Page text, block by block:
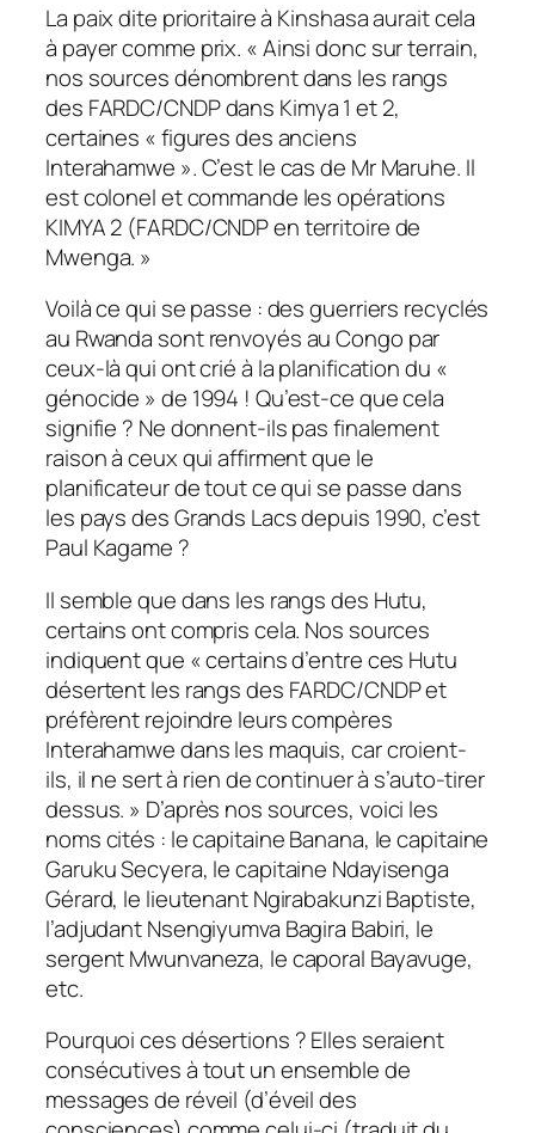
La paix dite prioritaire à Kinshasa aurait cela
à payer comme prix. « Ainsi donc sur terrain,
nos sources dénombrent dans les rangs
des FARDC/CNDP dans Kimya 1 et 2,
certaines « figures des anciens
Interahamwe ». C’est le cas de Mr Maruhe. Il
est colonel et commande les opérations
KIMYA 2 (FARDC/CNDP en territoire de
Mwenga. »
Voilà ce qui se passe : des guerriers recyclés
au Rwanda sont renvoyés au Congo par
ceux-là qui ont crié à la planification du «
génocide » de 1994 ! Qu’est-ce que cela
signifie ? Ne donnent-ils pas finalement
raison à ceux qui affirment que le
planificateur de tout ce qui se passe dans
les pays des Grands Lacs depuis 1990, c’est
Paul Kagame ?
Il semble que dans les rangs des Hutu,
certains ont compris cela. Nos sources
indiquent que « certains d’entre ces Hutu
désertent les rangs des FARDC/CNDP et
préfèrent rejoindre leurs compères
Interahamwe dans les maquis, car croient-
ils, il ne sert à rien de continuer à s’auto-tirer
dessus. » D’après nos sources, voici les
noms cités : le capitaine Banana, le capitaine
Garuku Secyera, le capitaine Ndayisenga
Gérard, le lieutenant Ngirabakunzi Baptiste,
l’adjudant Nsengiyumva Bagira Babiri, le
sergent Mwunvaneza, le caporal Bayavuge,
etc.
Pourquoi ces désertions ? Elles seraient
consécutives à tout un ensemble de
messages de réveil (d’éveil des